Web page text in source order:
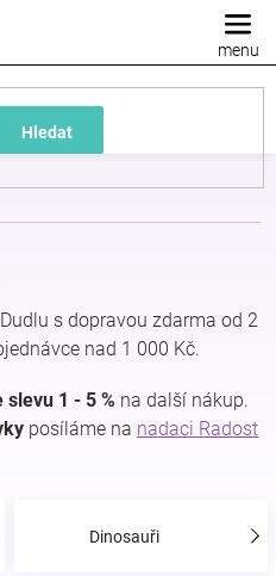
Hledat
s dopravou zdarma od 2
nad 1 000 Kč.
slevu 1 - 5 % na další nákup.
posíláme na nadaci Radost
Dinosauři